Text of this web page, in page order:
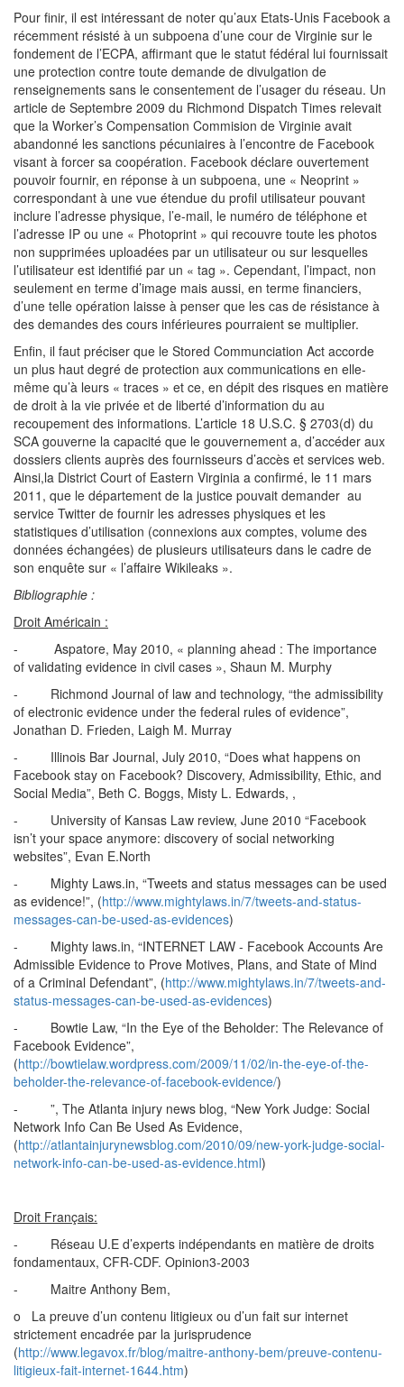
Pour finir, il est intéressant de noter qu’aux Etats-Unis Facebook a
récemment résisté à un subpoena d’une cour de Virginie sur le
fondement de l’ECPA, affirmant que le statut fédéral lui fournissait
une protection contre toute demande de divulgation de
renseignements sans le consentement de l’usager du réseau. Un
article de Septembre 2009 du Richmond Dispatch Times relevait
que la Worker’s Compensation Commision de Virginie avait
abandonné les sanctions pécuniaires à l’encontre de Facebook
visant à forcer sa coopération. Facebook déclare ouvertement
pouvoir fournir, en réponse à un subpoena, une « Neoprint »
correspondant à une vue étendue du profil utilisateur pouvant
inclure l’adresse physique, l’e-mail, le numéro de téléphone et
l’adresse IP ou une « Photoprint » qui recouvre toute les photos
non supprimées uploadées par un utilisateur ou sur lesquelles
l’utilisateur est identifié par un « tag ». Cependant, l’impact, non
seulement en terme d’image mais aussi, en terme financiers,
d’une telle opération laisse à penser que les cas de résistance à
des demandes des cours inférieures pourraient se multiplier.
Enfin, il faut préciser que le Stored Communciation Act accorde
un plus haut degré de protection aux communications en elle-
même qu’à leurs « traces » et ce, en dépit des risques en matière
de droit à la vie privée et de liberté d’information du au
recoupement des informations. L’article 18 U.S.C. § 2703(d) du
SCA gouverne la capacité que le gouvernement a, d’accéder aux
dossiers clients auprès des fournisseurs d’accès et services web.
Ainsi,la District Court of Eastern Virginia a confirmé, le 11 mars
2011, que le département de la justice pouvait demander au
service Twitter de fournir les adresses physiques et les
statistiques d’utilisation (connexions aux comptes, volume des
données échangées) de plusieurs utilisateurs dans le cadre de
son enquête sur « l’affaire Wikileaks ».
Bibliographie :
Droit Américain :
- Aspatore, May 2010, « planning ahead : The importance
of validating evidence in civil cases », Shaun M. Murphy
- Richmond Journal of law and technology, “the admissibility
of electronic evidence under the federal rules of evidence”,
Jonathan D. Frieden, Laigh M. Murray
- Illinois Bar Journal, July 2010, “Does what happens on
Facebook stay on Facebook? Discovery, Admissibility, Ethic, and
Social Media”, Beth C. Boggs, Misty L. Edwards, ,
- University of Kansas Law review, June 2010 “Facebook
isn’t your space anymore: discovery of social networking
websites”, Evan E.North
- Mighty Laws.in, “Tweets and status messages can be used
as evidence!”, (http://www.mightylaws.in/7/tweets-and-status-
messages-can-be-used-as-evidences)
- Mighty laws.in, “INTERNET LAW - Facebook Accounts Are
Admissible Evidence to Prove Motives, Plans, and State of Mind
of a Criminal Defendant”, (http://www.mightylaws.in/7/tweets-and-
status-messages-can-be-used-as-evidences)
- Bowtie Law, “In the Eye of the Beholder: The Relevance of
Facebook Evidence”,
(http://bowtielaw.wordpress.com/2009/11/02/in-the-eye-of-the-
beholder-the-relevance-of-facebook-evidence/)
- ”, The Atlanta injury news blog, “New York Judge: Social
Network Info Can Be Used As Evidence,
(http://atlantainjurynewsblog.com/2010/09/new-york-judge-social-
network-info-can-be-used-as-evidence.html)
Droit Français:
- Réseau U.E d’experts indépendants en matière de droits
fondamentaux, CFR-CDF. Opinion3-2003
- Maitre Anthony Bem,
o La preuve d’un contenu litigieux ou d’un fait sur internet
strictement encadrée par la jurisprudence
(http://www.legavox.fr/blog/maitre-anthony-bem/preuve-contenu-
litigieux-fait-internet-1644.htm)